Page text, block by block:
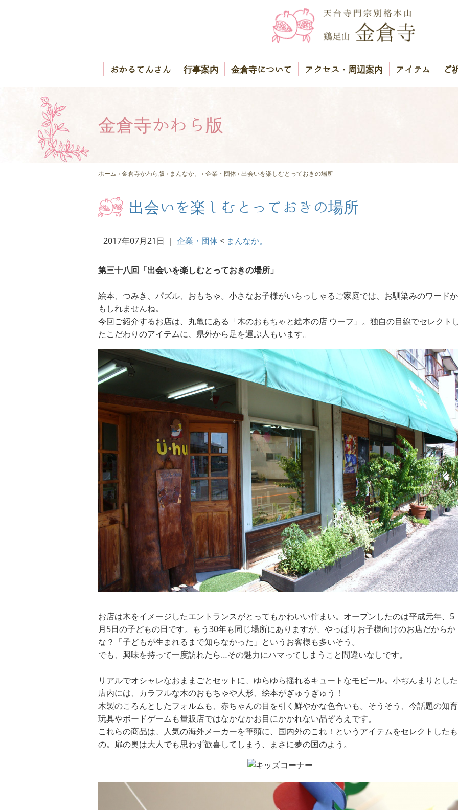
おかるてんさん 行事案内 金倉寺について アクセス・周辺案内 アイテム ご
金倉寺かわら版
ホーム › 金倉寺かわら版 › まんなか。 › 企業・団体› 出会いを楽しむとっておきの場所
出会いを楽しむとっておきの場所
2017年07月21日 ｜ 企業・団体< まんなか。
第三十八回「出会いを楽しむとっておきの場所」
絵本、つみき、パズル、おもちゃ。小さなお子様がいらっしゃるご家庭では、お馴染みのワードか
もしれませんね。
今回ご紹介するお店は、丸亀にある「木のおもちゃと絵本の店 ウーフ」。独自の目線でセレクト
たこだわりのアイテムに、県外から足を運ぶ人もいます。
お店は木をイメージしたエントランスがとってもかわいい佇まい。オープンしたのは平成元年、5
月5日の子どもの日です。もう30年も同じ場所にありますが、やっぱりお子様向けのお店だからか
な？「子どもが生まれるまで知らなかった」というお客様も多いそう。
でも、興味を持って一度訪れたら…その魅力にハマってしまうこと間違いなしです。
リアルでオシャレなおままごとセットに、ゆらゆら揺れるキュートなモビール。小ぢんまりとした
店内には、カラフルな木のおもちゃや人形、絵本がぎゅうぎゅう！
木製のころんとしたフォルムも、赤ちゃんの目を引く鮮やかな色合いも。そうそう、今話題の知育
玩具やボードゲームも量販店ではなかなかお目にかかれない品ぞろえです。
これらの商品は、人気の海外メーカーを筆頭に、国内外のこれ！というアイテムをセレクトしたも
の。扉の奥は大人でも思わず歓喜してしまう、まさに夢の国のよう。